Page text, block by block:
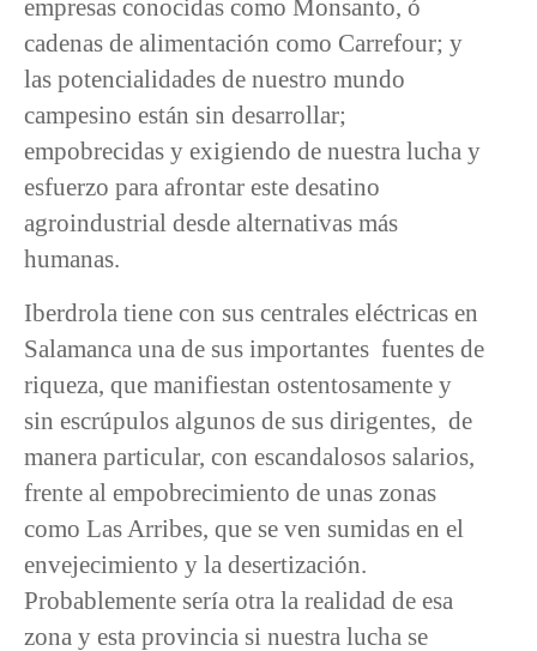
empresas conocidas como Monsanto, ó
cadenas de alimentación como Carrefour; y
las potencialidades de nuestro mundo
campesino están sin desarrollar;
empobrecidas y exigiendo de nuestra lucha y
esfuerzo para afrontar este desatino
agroindustrial desde alternativas más
humanas.
Iberdrola tiene con sus centrales eléctricas en
Salamanca una de sus importantes fuentes de
riqueza, que manifiestan ostentosamente y
sin escrúpulos algunos de sus dirigentes, de
manera particular, con escandalosos salarios,
frente al empobrecimiento de unas zonas
como Las Arribes, que se ven sumidas en el
envejecimiento y la desertización.
Probablemente sería otra la realidad de esa
zona y esta provincia si nuestra lucha se